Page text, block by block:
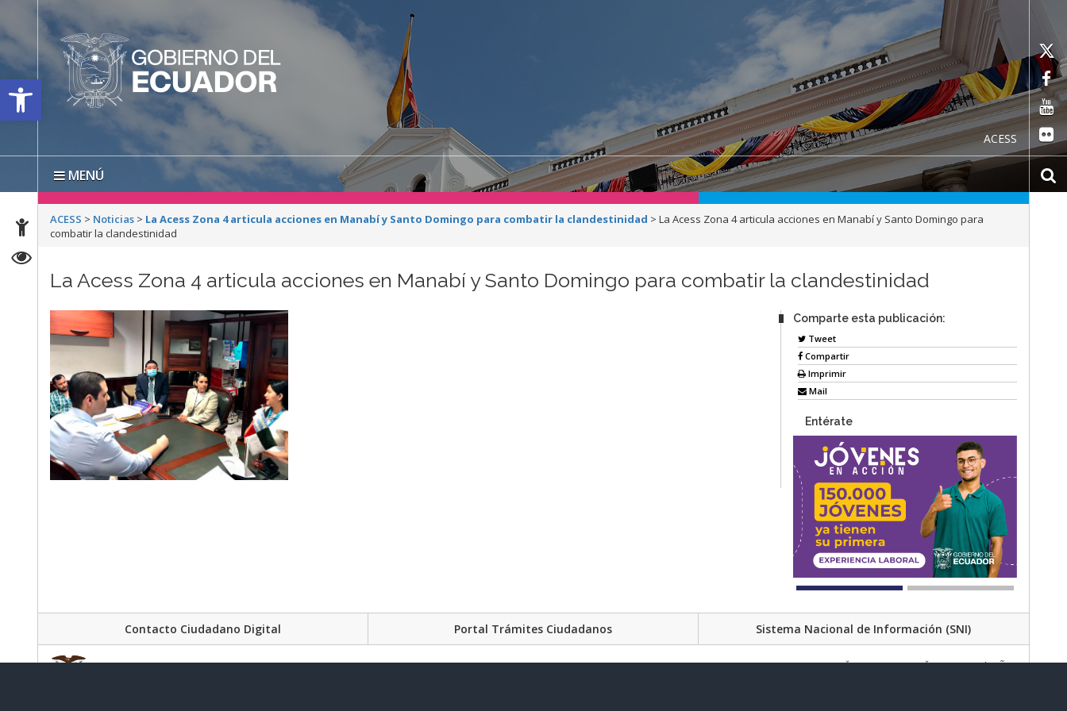
Open toolbar
ACESS
MENÚ
ACESS > Noticias > La Acess Zona 4 articula acciones en Manabí y Santo Domingo para combatir la clandestinidad >La Acess Zona 4 articula acciones en Manabí y Santo Domingo para
combatir la clandestinidad
La Acess Zona 4 articula acciones en Manabí y Santo Domingo para combatir la clandestinidad
Comparte esta publicación:
Tweet
Compartir
Imprimir
Mail
Entérate
Contacto Ciudadano Digital Portal Trámites Ciudadanos Sistema Nacional de Información (SNI)
Av. Lira Ňan entre Amaru Ňan y Quitumbe Ñan